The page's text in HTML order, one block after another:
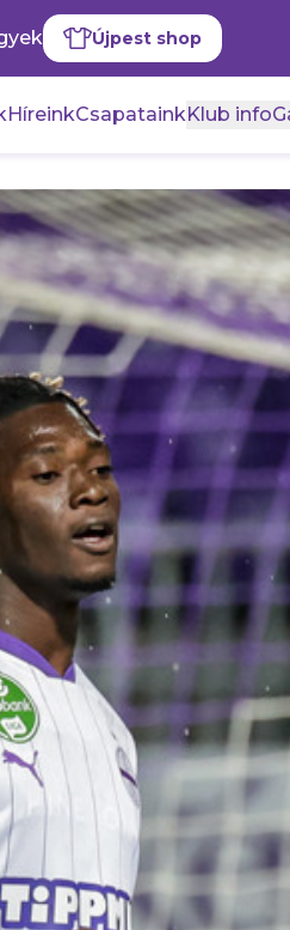
Újpest shop
HíreinkCsapatainkKlub info